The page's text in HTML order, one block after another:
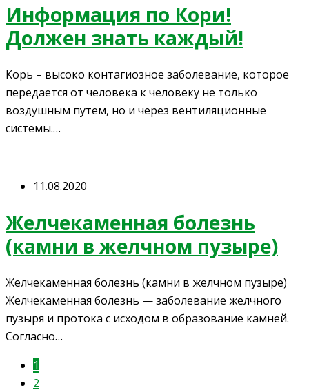
Информация по Кори!
Должен знать каждый!
Корь – высоко контагиозное заболевание, которое
передается от человека к человеку не только
воздушным путем, но и через вентиляционные
системы.…
11.08.2020
Желчекаменная болезнь
(камни в желчном пузыре)
Желчекаменная болезнь (камни в желчном пузыре)
Желчекаменная болезнь — заболевание желчного
пузыря и протока с исходом в образование камней.
Согласно…
1
2